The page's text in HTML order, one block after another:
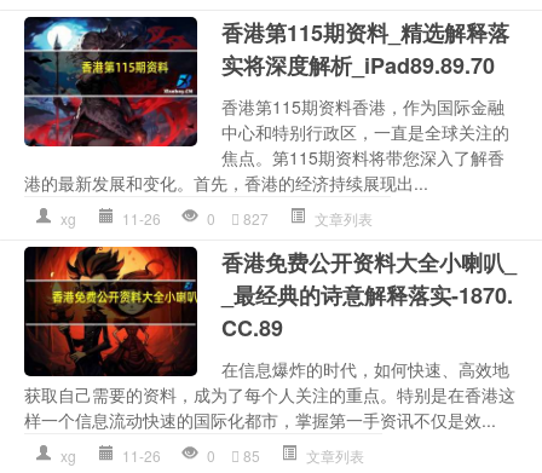
香港第115期资料_精选解释落
实将深度解析_iPad89.89.70
香港第115期资料香港，作为国际金融
中心和特别行政区，一直是全球关注的
焦点。第115期资料将带您深入了解香
港的最新发展和变化。首先，香港的经济持续展现出...
xg 11-26 0 827 文章列表
香港免费公开资料大全小喇叭_
_最经典的诗意解释落实-1870.
CC.89
在信息爆炸的时代，如何快速、高效地
获取自己需要的资料，成为了每个人关注的重点。特别是在香港这
样一个信息流动快速的国际化都市，掌握第一手资讯不仅是效...
xg 11-26 0 85 文章列表